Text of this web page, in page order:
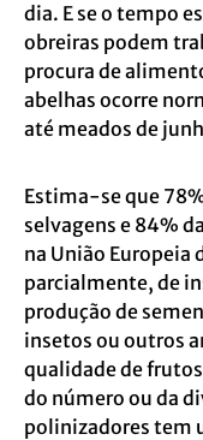
dia. E se o tempo
obreiras podem
procura de
abelhas ocorre
até meados de
Estima-se que
selvagens e 84%
na União Europeia
parcialmente, de
produção de
insetos ou outros
qualidade de
do número ou da
polinizadores tem